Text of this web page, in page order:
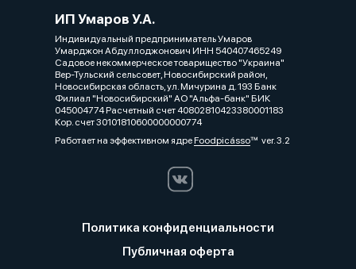
ИП Умаров У.А.
Индивидуальный предприниматель Умаров
Умарджон Абдуллоджонович ИНН 540407465249
Садовое некоммерческое товарищество "Украина"
Вер-Тульский сельсовет, Новосибирский район,
Новосибирская область, ул. Мичурина д. 193 Банк
Филиал "Новосибирский" АО "Альфа-банк" БИК
045004774 Расчетный счет 40802810423380001183
Кор. счет 30101810600000000774
Работает на эффективном ядреFoodpicássover. 3.2
Политика конфиденциальности
Публичная оферта